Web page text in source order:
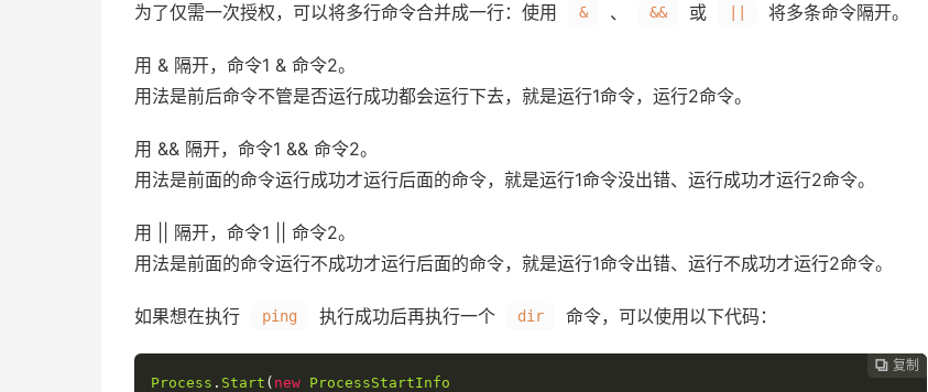
为了仅需一次授权，可以将多行命令合并成一行：使用 & 、 && 或 将多条命令隔开。
用 & 隔开，命令1 & 命令2。
用法是前后命令不管是否运行成功都会运行下去，就是运行1命令，运行2命令。
用 && 隔开，命令1 && 命令2。
用法是前面的命令运行成功才运行后面的命令，就是运行1命令没出错、运行成功才运行2命令。
用 || 隔开，命令1 || 命令2。
用法是前面的命令运行不成功才运行后面的命令，就是运行1命令出错、运行不成功才运行2命令。
如果想在执行 ping 执行成功后再执行一个 dir 命令，可以使用以下代码：
 复制
 复制
 复制
Process . Start ( new ProcessStartInfo